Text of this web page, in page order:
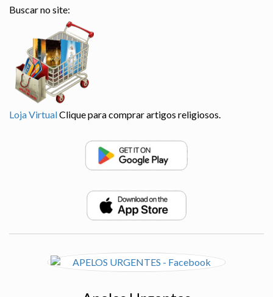
Buscar no site:
Loja VirtualClique para comprar artigos religiosos.